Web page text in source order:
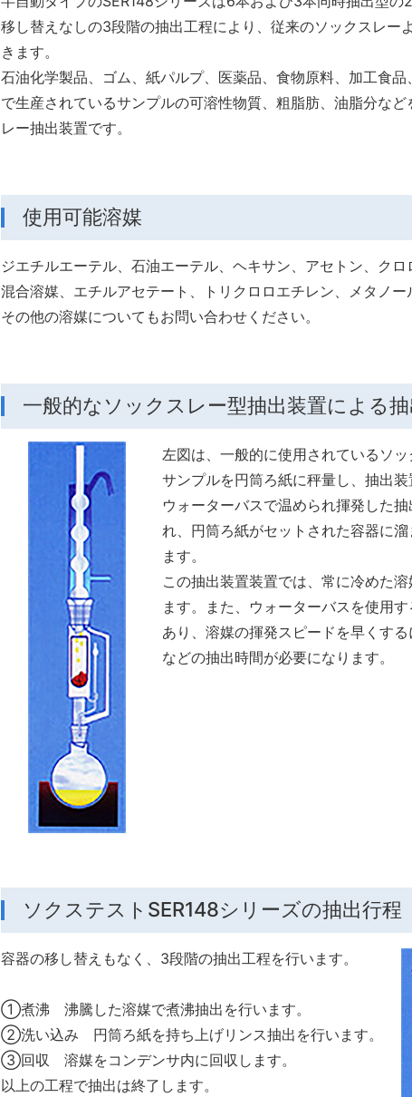
移し替えなしの3段階の抽出工程により、従来のソックスレー
きます。
石油化学製品、ゴム、紙パルプ、医薬品、食物原料、加工食
で生産されているサンプルの可溶性物質、粗脂肪、油脂分な
レー抽出装置です。
使用可能溶媒
ジエチルエーテル、石油エーテル、ヘキサン、アセトン、ク
混合溶媒、エチルアセテート、トリクロロエチレン、メタノ
その他の溶媒についてもお問い合わせください。
一般的なソックスレー型抽出装置による
左図は、一般的に使用されているソ
サンプルを円筒ろ紙に秤量し、抽出
ウォーターバスで温められ揮発した
れ、円筒ろ紙がセットされた容器に
ます。
この抽出装置装置では、常に冷めた
ます。また、ウォーターバスを使用
あり、溶媒の揮発スピードを早くす
などの抽出時間が必要になります。
ソクステストSER148シリーズの抽出行程
容器の移し替えもなく、3段階の抽出工程を行います。
①煮沸 沸騰した溶媒で煮沸抽出を行います。
②洗い込み 円筒ろ紙を持ち上げリンス抽出を行います。
③回収 溶媒をコンデンサ内に回収します。
以上の工程で抽出は終了します。